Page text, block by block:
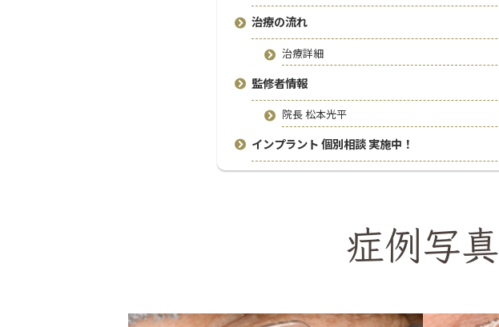
治療の流れ
治療詳細
監修者情報
院長 松本光平
インプラント 個別相談 実施中！
症例写真